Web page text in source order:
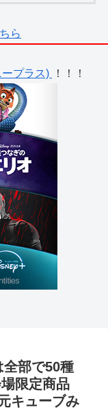
ら
プラス) ！！！
全部で50種
限定商品
キューブみ